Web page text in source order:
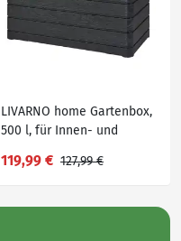
LIVARNO home Gartenbox,
500 l, für Innen- und
119,99 € 127,99 €